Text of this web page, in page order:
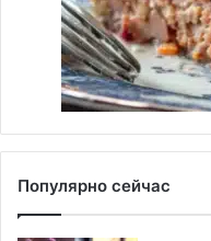
Популярно сейчас